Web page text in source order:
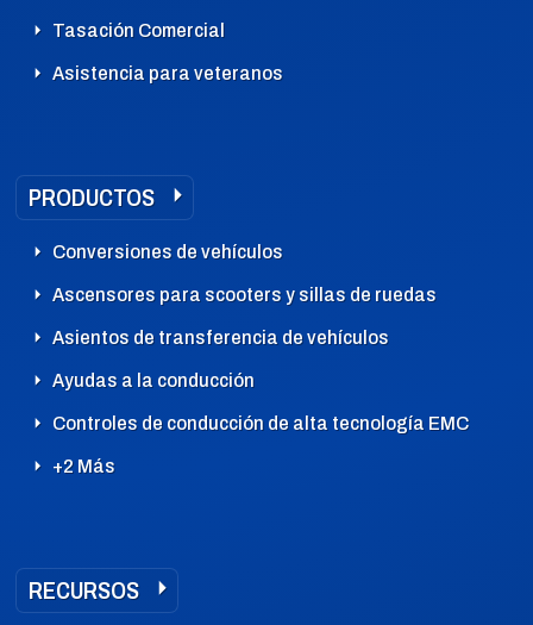
Tasación Comercial
Asistencia para veteranos
PRODUCTOS
Conversiones de vehículos
Ascensores para scooters y sillas de ruedas
Asientos de transferencia de vehículos
Ayudas a la conducción
Controles de conducción de alta tecnología EMC
+2 Más
RECURSOS